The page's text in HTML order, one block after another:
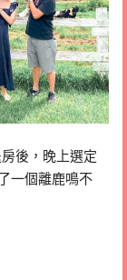
後，晚上選定
一個離鹿鳴不